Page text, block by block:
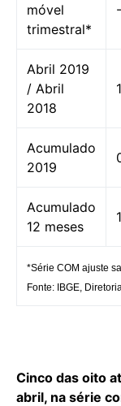
móvel
trimestral*
Abril 2019
/ Abril
2018
Acumulado
2019
Acumulado
12 meses
*Série COM ajuste
Fonte: IBGE,
Cinco das oito
abril, na série